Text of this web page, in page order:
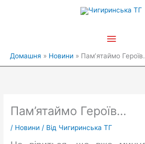
Головне
Домашня Новини Пам’ятаймо
Пам’ятаймо Героїв…
/ Новини / Від Чигиринська ТГ